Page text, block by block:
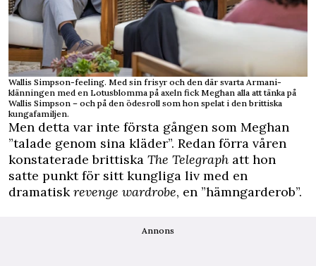
Wallis Simpson-feeling. Med sin frisyr och den där svarta Armani-
klänningen med en Lotusblomma på axeln fick Meghan alla att tänka på
Wallis Simpson – och på den ödesroll som hon spelat i den brittiska
kungafamiljen.
Men detta var inte första gången som Meghan
”talade genom sina kläder”. Redan förra våren
konstaterade brittiska The Telegraph att hon
satte punkt för sitt kungliga liv med en
dramatiskrevenge wardrobe, en ”hämngarderob”.
Annons